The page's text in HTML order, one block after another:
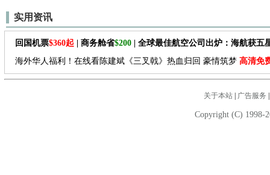
实用资讯
回国机票$360起 | 商务舱省$200 | 全球最佳航空公司出炉：海航获五
海外华人福利！在线看陈建斌《三叉戟》热血归回 豪情筑梦 高清免
关于本站| 广告服务
Copyright (C) 1998-